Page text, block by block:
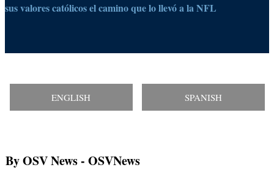
sus valores católicos el camino que lo llevó a la NFL
ENGLISH SPANISH
By OSV News- OSVNews